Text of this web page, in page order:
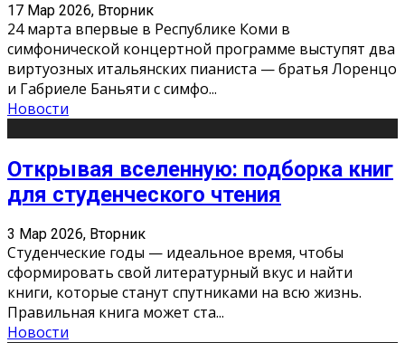
17 Мар 2026, Вторник
24 марта впервые в Республике Коми в
симфонической концертной программе выступят два
виртуозных итальянских пианиста — братья Лоренцо
и Габриеле Баньяти с симфо...
Новости
Открывая вселенную: подборка книг
для студенческого чтения
3 Мар 2026, Вторник
Студенческие годы — идеальное время, чтобы
сформировать свой литературный вкус и найти
книги, которые станут спутниками на всю жизнь.
Правильная книга может ста...
Новости